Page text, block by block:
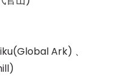
Ark) 、